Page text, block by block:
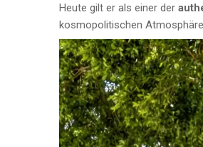
Heute gilt er als einer der
kosmopolitischen